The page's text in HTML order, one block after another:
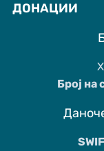
ДОНАЦИИ
Број на